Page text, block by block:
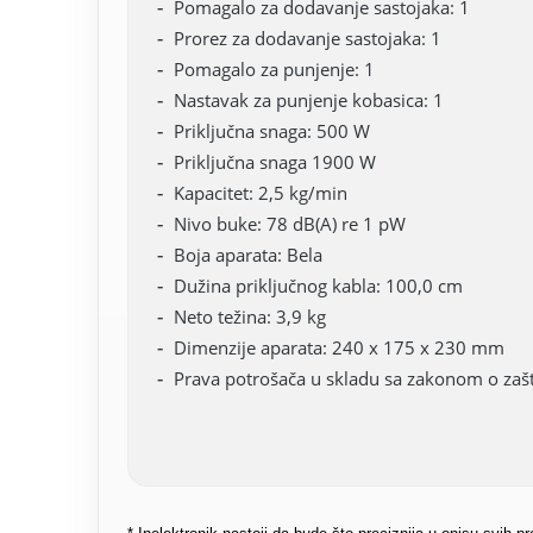
Pomagalo za dodavanje sastojaka: 1
Prorez za dodavanje sastojaka: 1
Pomagalo za punjenje: 1
Nastavak za punjenje kobasica: 1
Priključna snaga: 500 W
Priključna snaga 1900 W
Kapacitet: 2,5 kg/min
Nivo buke: 78 dB(A) re 1 pW
Boja aparata: Bela
Dužina priključnog kabla: 100,0 cm
Neto težina: 3,9 kg
Dimenzije aparata: 240 x 175 x 230 mm
Prava potrošača u skladu sa zakonom o